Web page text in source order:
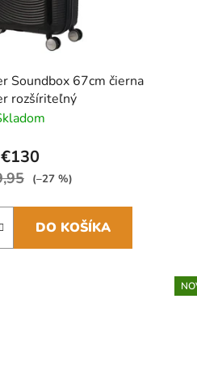
Soundbox 67cm čierna
rozšíriteľný
€130
(–27 %)
DO KOŠÍKA